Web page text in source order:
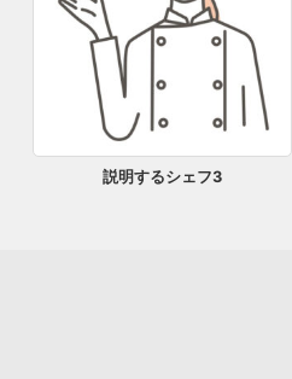
説明するシェフ3